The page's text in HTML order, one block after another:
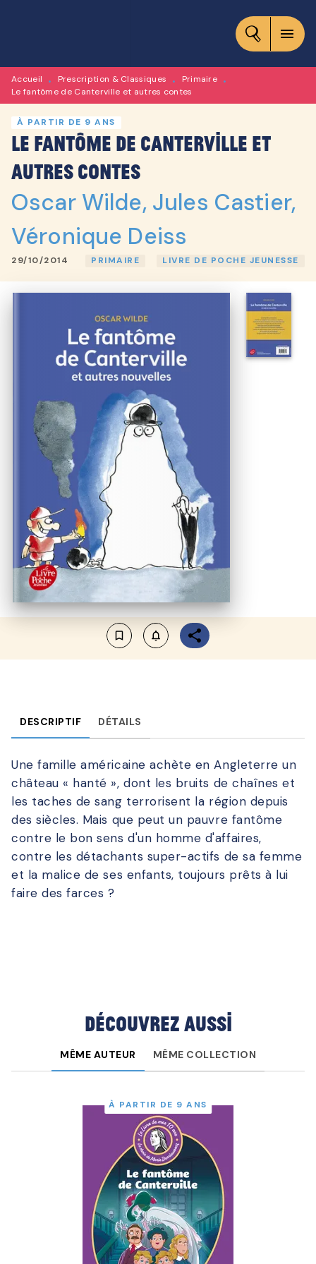
CONTENU
menu
Accueil • Prescription & Classiques • Primaire •
Le fantôme de Canterville et autres contes
À PARTIR DE 9 ANS
Le fantôme de Canterville et
autres contes
Oscar Wilde, Jules Castier,
Véronique Deiss
29/10/2014 PRIMAIRE LIVRE DE POCHE JEUNESSE
bookmark_border notifications_none_outlined
DESCRIPTIF DÉTAILS
Une famille américaine achète en Angleterre un
château « hanté », dont les bruits de chaînes et
les taches de sang terrorisent la région depuis
des siècles. Mais que peut un pauvre fantôme
contre le bon sens d'un homme d'affaires,
contre les détachants super-actifs de sa femme
et la malice de ses enfants, toujours prêts à lui
faire des farces ?
Découvrez aussi
MÊME AUTEUR MÊME COLLECTION
À PARTIR DE 9 ANS